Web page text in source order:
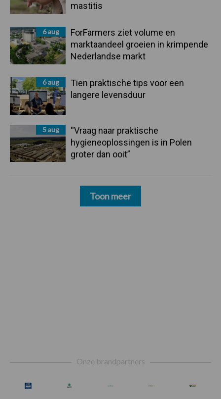
mastitis
6 aug
ForFarmers ziet volume en
marktaandeel groeien in krimpende
Nederlandse markt
6 aug
Tien praktische tips voor een
langere levensduur
5 aug
“Vraag naar praktische
hygieneoplossingen is in Polen
groter dan ooit”
Toon meer
Onze brandpartners